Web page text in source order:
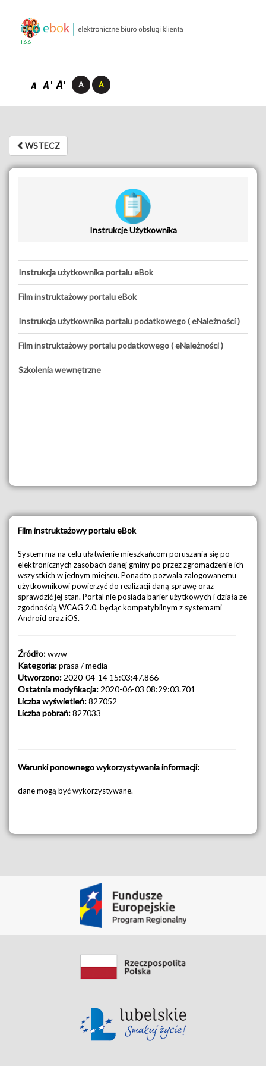
1.6.6
WSTECZWSTECZ
Instrukcje Użytkownika
Instrukcja użytkownika portalu eBok
Film instruktażowy portalu eBok
Instrukcja użytkownika portalu podatkowego ( eNależności )
Film instruktażowy portalu podatkowego ( eNależności )
Szkolenia wewnętrzne
Film instruktażowy portalu eBok
System ma na celu ułatwienie mieszkańcom poruszania się po
elektronicznych zasobach danej gminy po przez zgromadzenie ich
wszystkich w jednym miejscu. Ponadto pozwala zalogowanemu
użytkownikowi powierzyć do realizacji daną sprawę oraz
sprawdzić jej stan. Portal nie posiada barier użytkowych i działa ze
zgodnością WCAG 2.0. będąc kompatybilnym z systemami
Android oraz iOS.
Źródło:www
Kategoria:prasa / media
Utworzono: 2020-04-14 15:03:47.866
Ostatnia modyfikacja: 2020-06-03 08:29:03.701
Liczba wyświetleń:827052
Liczba pobrań:827033
Warunki ponownego wykorzystywania informacji:
dane mogą być wykorzystywane.
Zobacz zasób
Data modyfikacji: 2020-06-03 08:29:09.186